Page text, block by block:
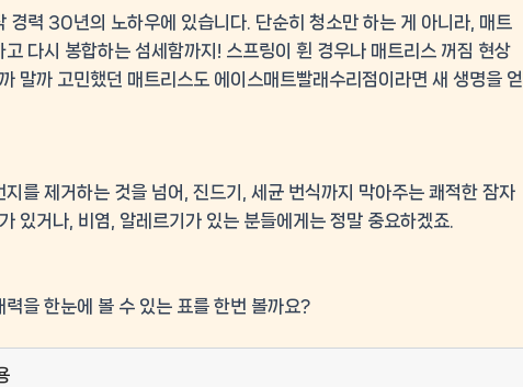
경력 30년의 노하우에 있습니다. 단순히 청소만 하는 게 아니라, 매트
다시 봉합하는 섬세함까지! 스프링이 휜 경우나 매트리스 꺼짐 현상
말까 고민했던 매트리스도 에이스매트빨래수리점이라면 새 생명을 얻
를 제거하는 것을 넘어, 진드기, 세균 번식까지 막아주는 쾌적한 잠자
있거나, 비염, 알레르기가 있는 분들에게는 정말 중요하겠죠.
을 한눈에 볼 수 있는 표를 한번 볼까요?